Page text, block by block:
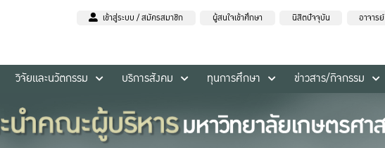
เข้าสู่ระบบ / สมัครสมาชิก ผู้สนใจเข้าศึกษา นิสิตปัจจุบัน อาจารย์
วิจัยและนวัตกรรม บริการสังคม ทุนการศึกษา ข่าวสาร/กิจกรรม